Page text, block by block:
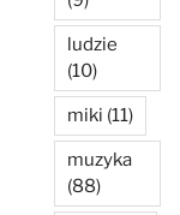
ludzie
(10)
miki (11)
muzyka
(88)